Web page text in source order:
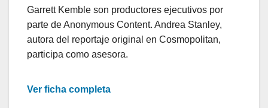
Garrett Kemble son productores ejecutivos por
parte de Anonymous Content. Andrea Stanley,
autora del reportaje original en Cosmopolitan,
participa como asesora.
Ver ficha completa